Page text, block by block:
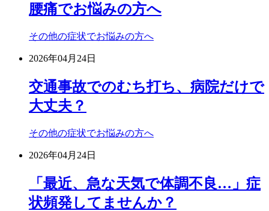
腰痛でお悩みの方へ
その他の症状でお悩みの方へ
2026年04月24日
交通事故でのむち打ち、病院だけで
大丈夫？
その他の症状でお悩みの方へ
2026年04月24日
「最近、急な天気で体調不良…」症
状頻発してませんか？